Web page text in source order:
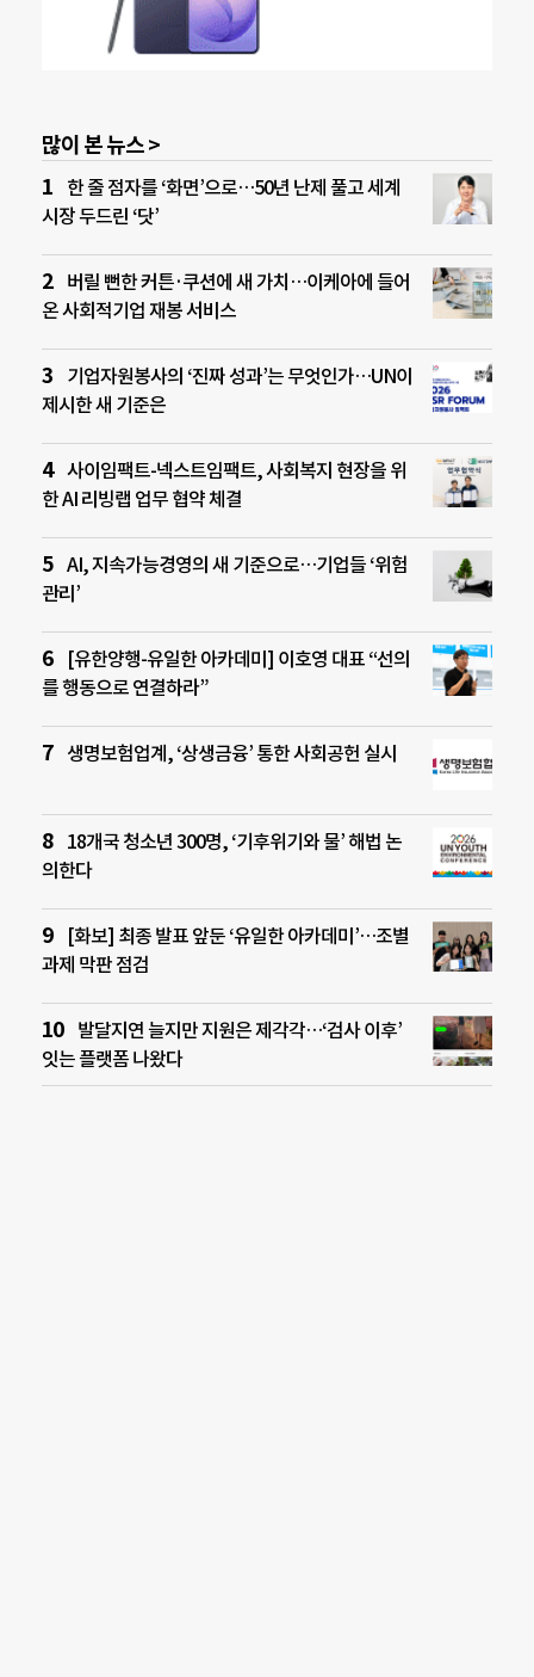
많이 본 뉴스 >
한 줄 점자를 ‘화면’으로…50년 난제 풀고 세계
시장 두드린 ‘닷’
버릴 뻔한 커튼·쿠션에 새 가치…이케아에 들어
온 사회적기업 재봉 서비스
기업자원봉사의 ‘진짜 성과’는 무엇인가…UN이
제시한 새 기준은
사이임팩트-넥스트임팩트, 사회복지 현장을 위
한 AI 리빙랩 업무 협약 체결
AI, 지속가능경영의 새 기준으로…기업들 ‘위험
관리’
[유한양행-유일한 아카데미] 이호영 대표 “선의
를 행동으로 연결하라”
생명보험업계, ‘상생금융’ 통한 사회공헌 실시
18개국 청소년 300명, ‘기후위기와 물’ 해법 논
의한다
[화보] 최종 발표 앞둔 ‘유일한 아카데미’…조별
과제 막판 점검
발달지연 늘지만 지원은 제각각…‘검사 이후’
잇는 플랫폼 나왔다